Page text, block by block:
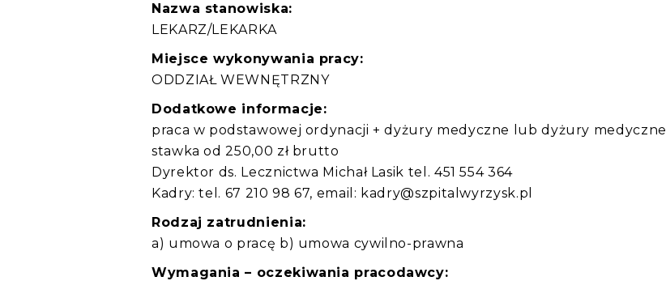
Nazwa stanowiska:
LEKARZ/LEKARKA
Miejsce wykonywania pracy:
ODDZIAŁ WEWNĘTRZNY
Dodatkowe informacje:
praca w podstawowej ordynacji + dyżury medyczne lub dyżury medyczne
stawka od 250,00 zł brutto
Dyrektor ds. Lecznictwa Michał Lasik tel. 451 554 364
Kadry: tel. 67 210 98 67, email: kadry@szpitalwyrzysk.pl
Rodzaj zatrudnienia:
a) umowa o pracę b) umowa cywilno-prawna
Wymagania – oczekiwania pracodawcy: